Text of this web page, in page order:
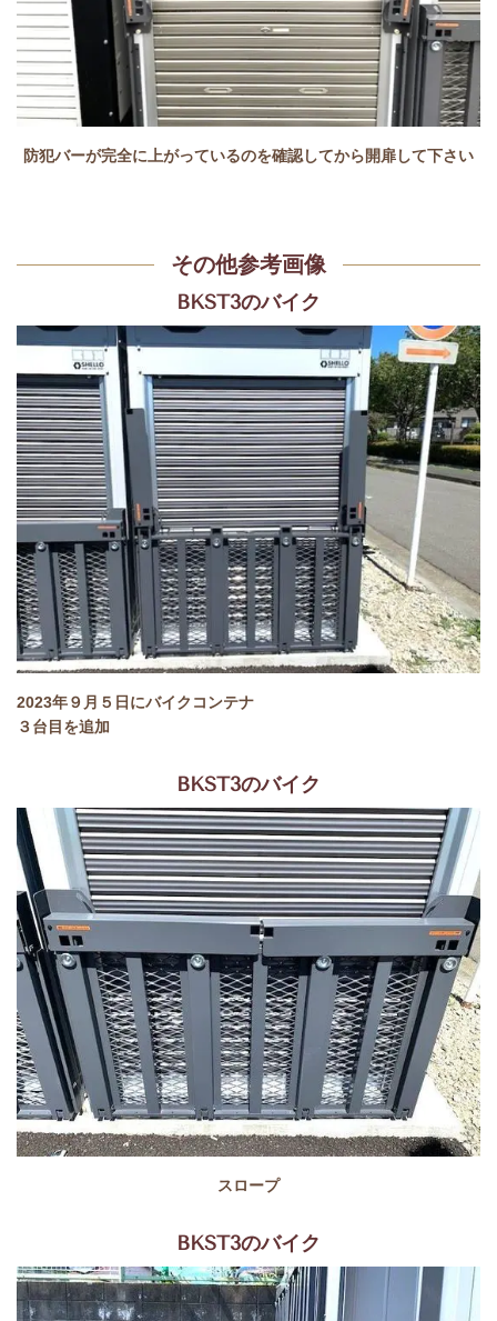
防犯バーが完全に上がっているのを確認してから開扉して下さい
その他参考画像
BKST3のバイク
2023年９月５日にバイクコンテナ
３台目を追加
BKST3のバイク
スロープ
BKST3のバイク